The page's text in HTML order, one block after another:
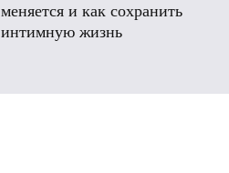
меняется и как сохранить
интимную жизнь